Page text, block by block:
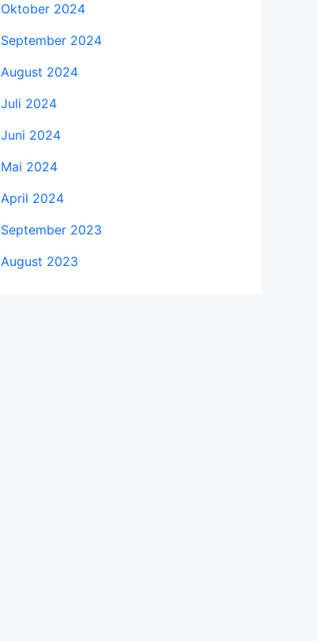
Oktober 2024
September 2024
August 2024
Juli 2024
Juni 2024
Mai 2024
April 2024
September 2023
August 2023